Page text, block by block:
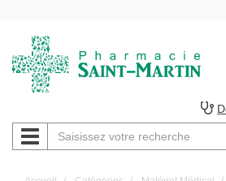
Navigation